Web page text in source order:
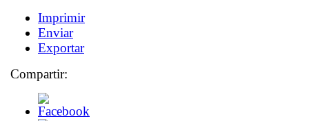
Imprimir
Enviar
Exportar
Compartir: